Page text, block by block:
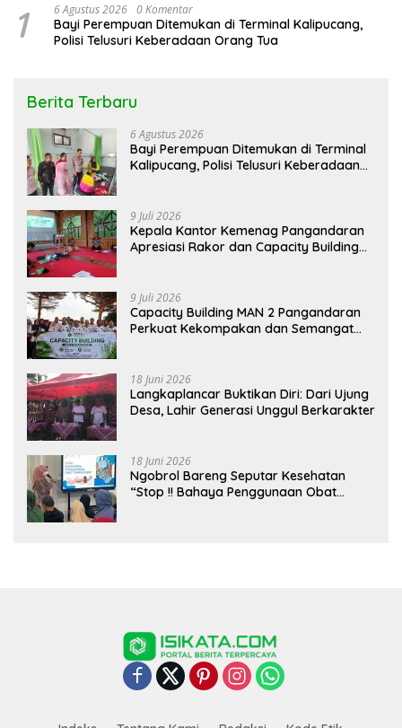
1 6 Agustus 2026 0 Komentar
Bayi Perempuan Ditemukan di Terminal Kalipucang,
Polisi Telusuri Keberadaan Orang Tua
Berita Terbaru
6 Agustus 2026
Bayi Perempuan Ditemukan di Terminal
Kalipucang, Polisi Telusuri Keberadaan
9 Juli 2026
Kepala Kantor Kemenag Pangandaran
Apresiasi Rakor dan Capacity Building
9 Juli 2026
Capacity Building MAN 2 Pangandaran
Perkuat Kekompakan dan Semangat
18 Juni 2026
Langkaplancar Buktikan Diri: Dari Ujung
Desa, Lahir Generasi Unggul Berkarakter
18 Juni 2026
Ngobrol Bareng Seputar Kesehatan
“Stop !! Bahaya Penggunaan Obat